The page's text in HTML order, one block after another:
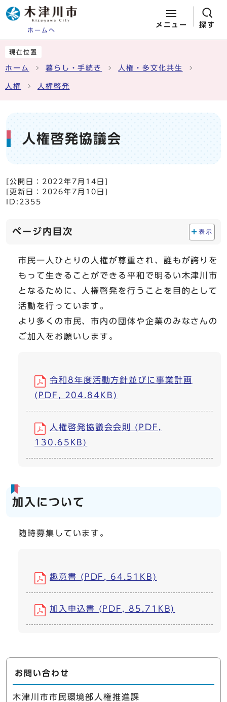
ホームへ
メニュー 探す
現在位置
ホーム 暮らし・手続き 人権・多文化共生
人権 人権啓発
人権啓発協議会
[公開日： 2022年7月14日
[更新日： 2026年7月10日
ID:2355
ページ内目次 表示
市民一人ひとりの人権が尊重され、誰もが誇りを
もって生きることができる平和で明るい木津川市
となるために、人権啓発を行うことを目的として
活動を行っています。
より多くの市民、市内の団体や企業のみなさんの
ご加入をお願いします。
令和8年度活動方針並びに事業計画
(PDF, 204.84KB)
人権啓発協議会会則 (PDF,
130.65KB)
加入について
随時募集しています。
趣意書 (PDF, 64.51KB)
加入申込書 (PDF, 85.71KB)
お問い合わせ
木津川市市民環境部人権推進課